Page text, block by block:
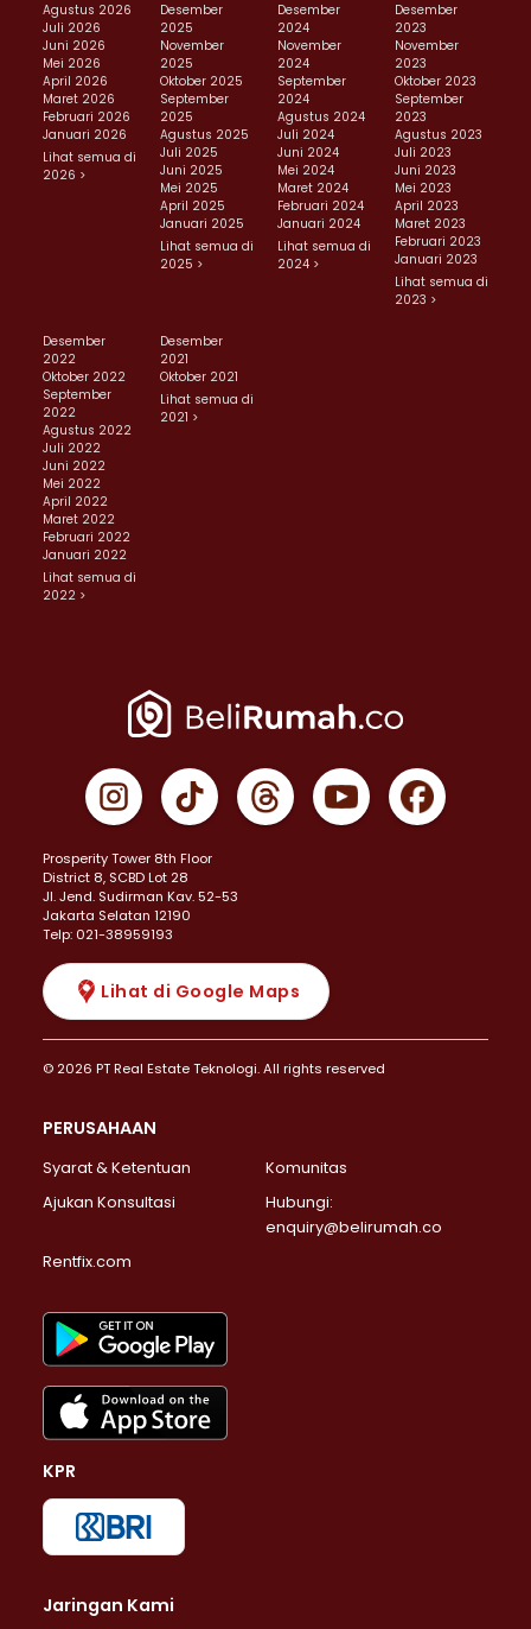
Agustus 2026
Juli 2026
Juni 2026
Mei 2026
April 2026
Maret 2026
Februari 2026
Januari 2026
Lihat semua di
2026 >
Desember
2025
November
2025
Oktober 2025
September
2025
Agustus 2025
Juli 2025
Juni 2025
Mei 2025
April 2025
Januari 2025
Lihat semua di
2025 >
Desember
2024
November
2024
September
2024
Agustus 2024
Juli 2024
Juni 2024
Mei 2024
Maret 2024
Februari 2024
Januari 2024
Lihat semua di
2024 >
Desember
2023
November
2023
Oktober 2023
September
2023
Agustus 2023
Juli 2023
Juni 2023
Mei 2023
April 2023
Maret 2023
Februari 2023
Januari 2023
Lihat semua di
2023 >
Desember
2022
Oktober 2022
September
2022
Agustus 2022
Juli 2022
Juni 2022
Mei 2022
April 2022
Maret 2022
Februari 2022
Januari 2022
Lihat semua di
2022 >
Desember
2021
Oktober 2021
Lihat semua di
2021 >
Prosperity Tower 8th Floor
District 8, SCBD Lot 28
JI. Jend. Sudirman Kav. 52-53
Jakarta Selatan 12190
Telp: 021-38959193
Lihat di Google Maps
© 2026 PT Real Estate Teknologi. All rights reserved
PERUSAHAAN
Syarat & Ketentuan
Komunitas
Ajukan Konsultasi
Hubungi:
enquiry@belirumah.co
Rentfix.com
KPR
Jaringan Kami